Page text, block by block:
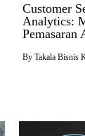
Customer
Analytics:
Pemasaran
By Takala Bisnis